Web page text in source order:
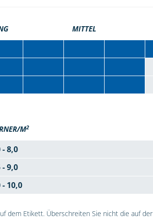
MITTEL
M2
- 8,0
- 9,0
- 10,0
dem Etikett. Überschreiten Sie nicht die auf der